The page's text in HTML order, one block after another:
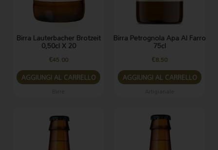
Birra Lauterbacher Brotzeit
0,50cl X 20
€45.00
AGGIUNGI AL CARRELLO
Birra Petrognola Apa Al Farro
75cl
€8.50
AGGIUNGI AL CARRELLO